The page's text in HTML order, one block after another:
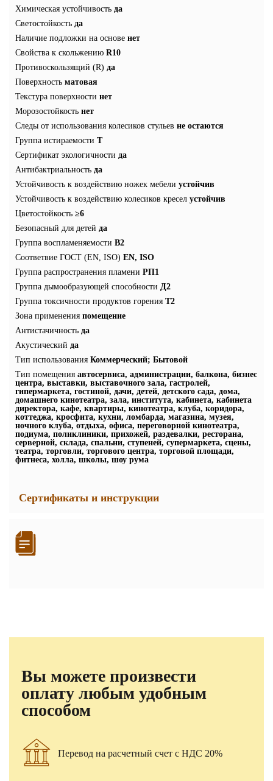
Химическая устойчивость да
Светостойкость да
Наличие подложки на основе нет
Свойства к скольжению R10
Противоскользящий (R) да
Поверхность матовая
Текстура поверхности нет
Морозостойкость нет
Следы от использования колесиков стульев не остаются
Группа истираемости T
Сертификат экологичности да
Антибактриальность да
Устойчивость к воздействию ножек мебели устойчив
Устойчивость к воздействию колесиков кресел устойчив
Цветостойкость ≥6
Безопасный для детей да
Группа воспламеняемости В2
Соответвие ГОСТ (EN, ISO) EN, ISO
Группа распространения пламени РП1
Группа дымообразующей способности Д2
Группа токсичности продуктов горения Т2
Зона применения помещение
Антистачичность да
Акустический да
Тип использования Коммерческий; Бытовой
Тип помещения автосервиса, администрации, балкона, бизнес
центра, выставки, выставочного зала, гастролей,
гипермаркета, гостиной, дачи, детей, детского сада, дома,
домашнего кинотеатра, зала, института, кабинета, кабинета
директора, кафе, квартиры, кинотеатра, клуба, коридора,
коттеджа, кросфита, кухни, ломбарда, магазина, музея,
ночного клуба, отдыха, офиса, переговорной кинотеатра,
подиума, поликлиники, прихожей, раздевалки, ресторана,
серверной, склада, спальни, ступеней, супермаркета, сцены,
театра, торговли, торгового центра, торговой площади,
фитнеса, холла, школы, шоу рума
Сертификаты и инструкции
Вы можете произвести
оплату любым удобным
способом
Перевод на расчетный счет с НДС 20%